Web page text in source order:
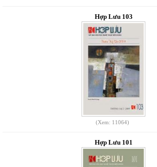
Hợp Lưu 103
(Xem: 11064)
Hợp Lưu 101